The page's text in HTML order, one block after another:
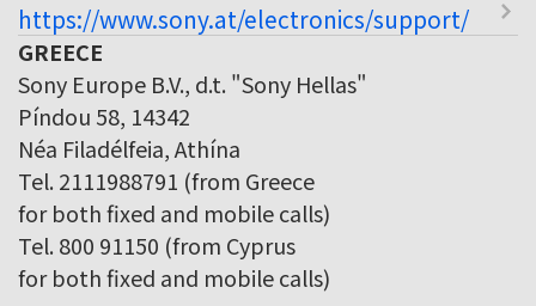
https://www.sony.at/electronics/support/
GREECE
Sony Europe B.V., d.t. "Sony Hellas"
Píndou 58, 14342
Néa Filadélfeia, Athína
Tel. 2111988791 (from Greece
for both fixed and mobile calls)
Tel. 800 91150 (from Cyprus
for both fixed and mobile calls)